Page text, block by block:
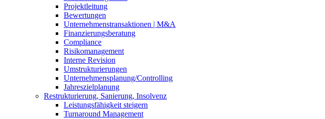
Projektleitung
Bewertungen
Unternehmenstransaktionen | M&A
Finanzierungsberatung
Compliance
Risikomanagement
Interne Revision
Umstrukturierungen
Unternehmensplanung/Controlling
Jahreszielplanung
Restrukturierung, Sanierung, Insolvenz
Leistungsfähigkeit steigern
Turnaround Management